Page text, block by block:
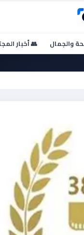
والجمال 👥 أخبار